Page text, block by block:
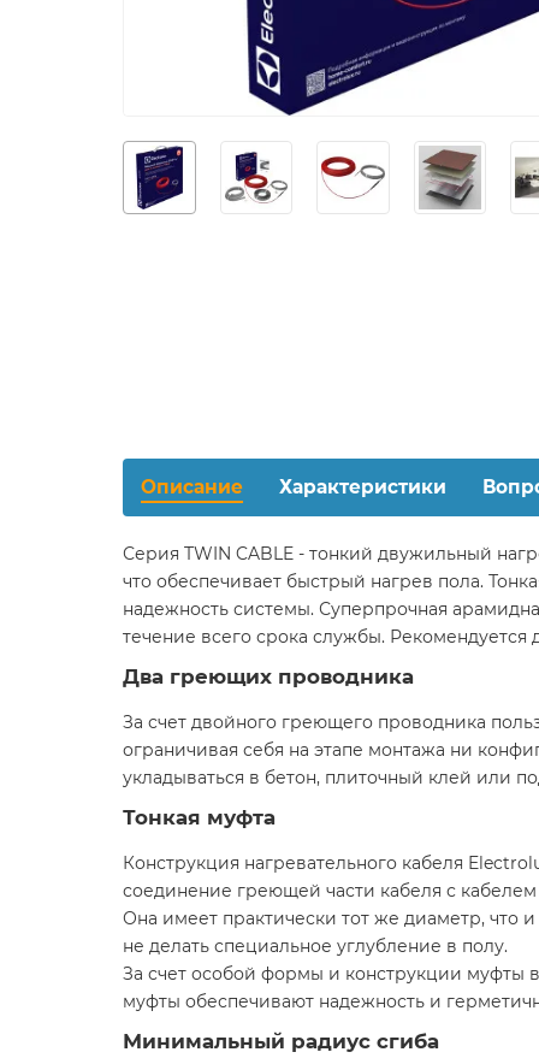
Описание Характеристики
Серия TWIN CABLE - тонкий двужильный
что обеспечивает быстрый нагрев пола.
надежность системы. Суперпрочная
течение всего срока службы.
Два греющих проводника
За счет двойного греющего проводника
ограничивая себя на этапе монтажа ни
укладываться в бетон, плиточный клей или
Тонкая муфта
Конструкция нагревательного кабеля
соединение греющей части кабеля с кабелем
Она имеет практически тот же диаметр, что
не делать специальное углубление в полу.
За счет особой формы и конструкции муфты
муфты обеспечивают надежность и
Минимальный радиус сгиба